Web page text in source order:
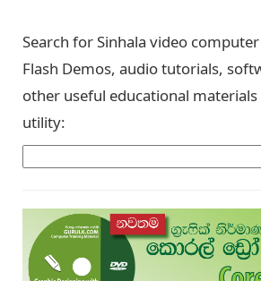
Search for Sinhala video
Flash Demos, audio tutorials,
other useful educational
utility: